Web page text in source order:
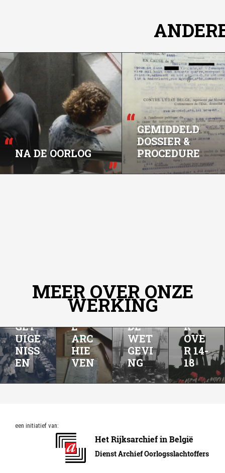
NA DE OORLOG
GEMIDDELD
DOSSIER &
PROCEDURE
MEER OVER ONZE
WERKING
GET
UIGE
NISS
EN
ONZ
E
ARC
HIE
VEN
DE
WET
GEVI
NG
R
OVE
R 14-
18
een initiatief van: